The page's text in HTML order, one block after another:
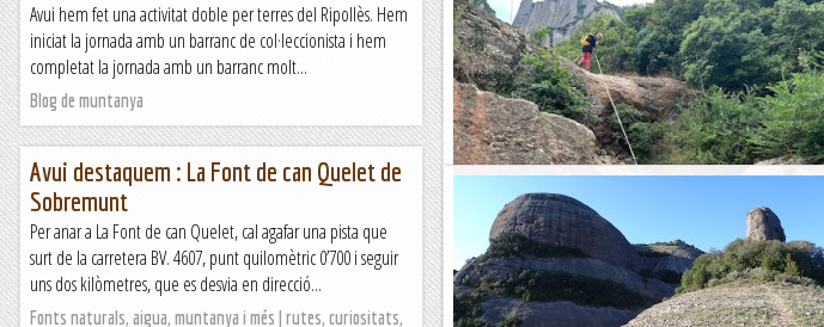
Avui hem fet una activitat doble per terres del Ripollès. Hem
iniciat la jornada amb un barranc de col·leccionista i hem
completat la jornada amb un barranc molt...
Blog de muntanya
En el segon dia d'estada a la Terreta, hem fet el descens de
la gran vertical de la Coma de la Capella (sector Est). És una
activitat molt tècnica perquè té un ràpel...
Blog de muntanya
Torrent de la Font de la Llum
Avui hem recorregut una nova canal montserratina, gairebé
inèdita, ja que fa poc temps que ha estat equipada. És una
activitat curta i variada, ideal per fer...
Blog de muntanya
Avui destaquem : La Font de can Quelet de
Sobremunt
Per anar a La Font de can Quelet, cal agafar una pista que
surt de la carretera BV. 4607, punt quilomètric 0’700 i seguir
uns dos kilòmetres, que es desvia en direcció...
Fonts naturals, aigua, muntanya i més | rutes, curiositats,